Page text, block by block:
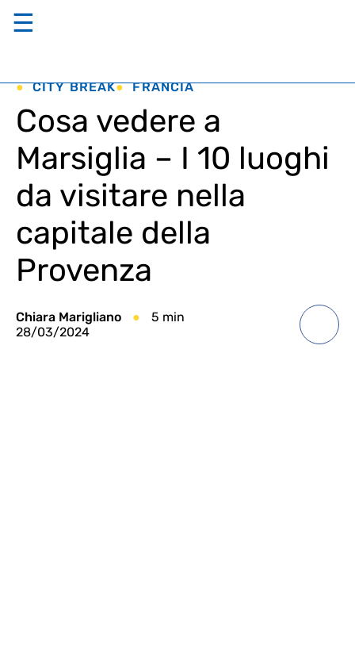
☰
CITY BREAK FRANCIA
Cosa vedere a
Marsiglia – I 10 luoghi
da visitare nella
capitale della
Provenza
Chiara Marigliano
5 min
28/03/2024